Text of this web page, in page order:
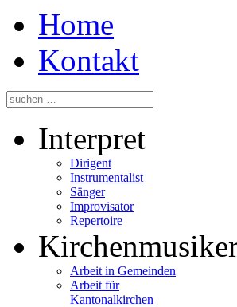
Home
Kontakt
Interpret
Dirigent
Instrumentalist
Sänger
Improvisator
Repertoire
Arbeit in Gemeinden
Arbeit für
Kantonalkirchen